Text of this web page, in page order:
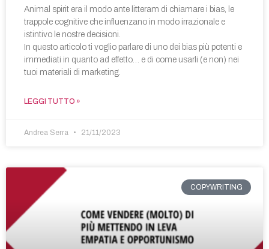
Animal spirit era il modo ante litteram di chiamare i bias, le
trappole cognitive che influenzano in modo irrazionale e
istintivo le nostre decisioni.
In questo articolo ti voglio parlare di uno dei bias più potenti e
immediati in quanto ad effetto… e di come usarli (e non) nei
tuoi materiali di marketing.
LEGGI TUTTO »
Andrea Serra 21/11/2023
COPYWRITING